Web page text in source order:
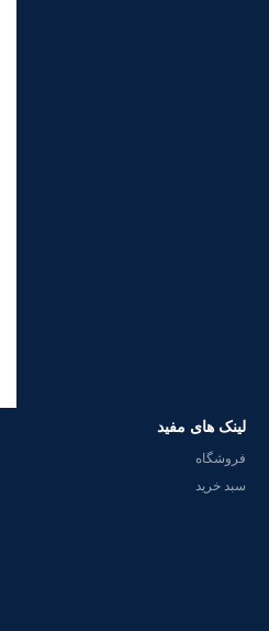
لینک های مفید
فروشگاه
سبد خرید